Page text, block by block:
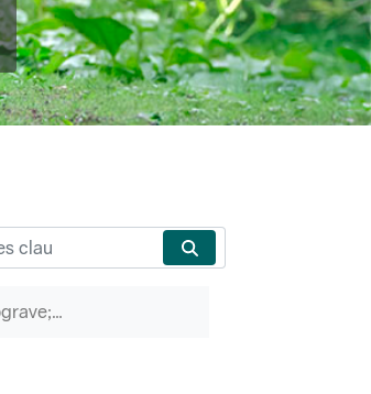
P&agrave;gines &ograve;rfenes